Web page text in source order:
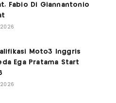
Fabio Di Giannantonio
2026
Moto3 Inggris
Ega Pratama Start
2026